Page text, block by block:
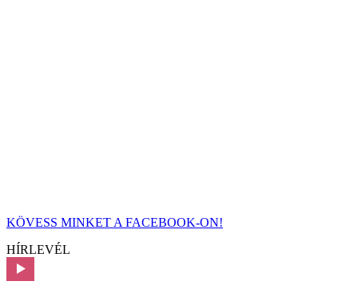
KÖVESS MINKET A FACEBOOK-ON!
HÍRLEVÉL